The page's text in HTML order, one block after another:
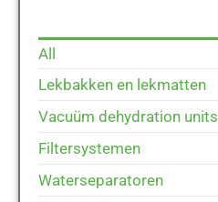
All
Lekbakken en lekmatten
Vacuüm dehydration units
Filtersystemen
Waterseparatoren